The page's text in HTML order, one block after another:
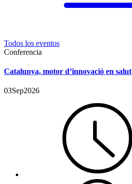
Todos los eventos
Conferencia
Catalunya, motor d’innovació en salut
03Sep2026